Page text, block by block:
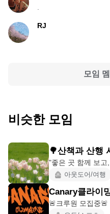
RJ
모임
비슷한 모임
🌳산책과 산행
"좋은 곳 함께 보고, 건
와 등산의 활기
아웃도어/여행
Canary클라이